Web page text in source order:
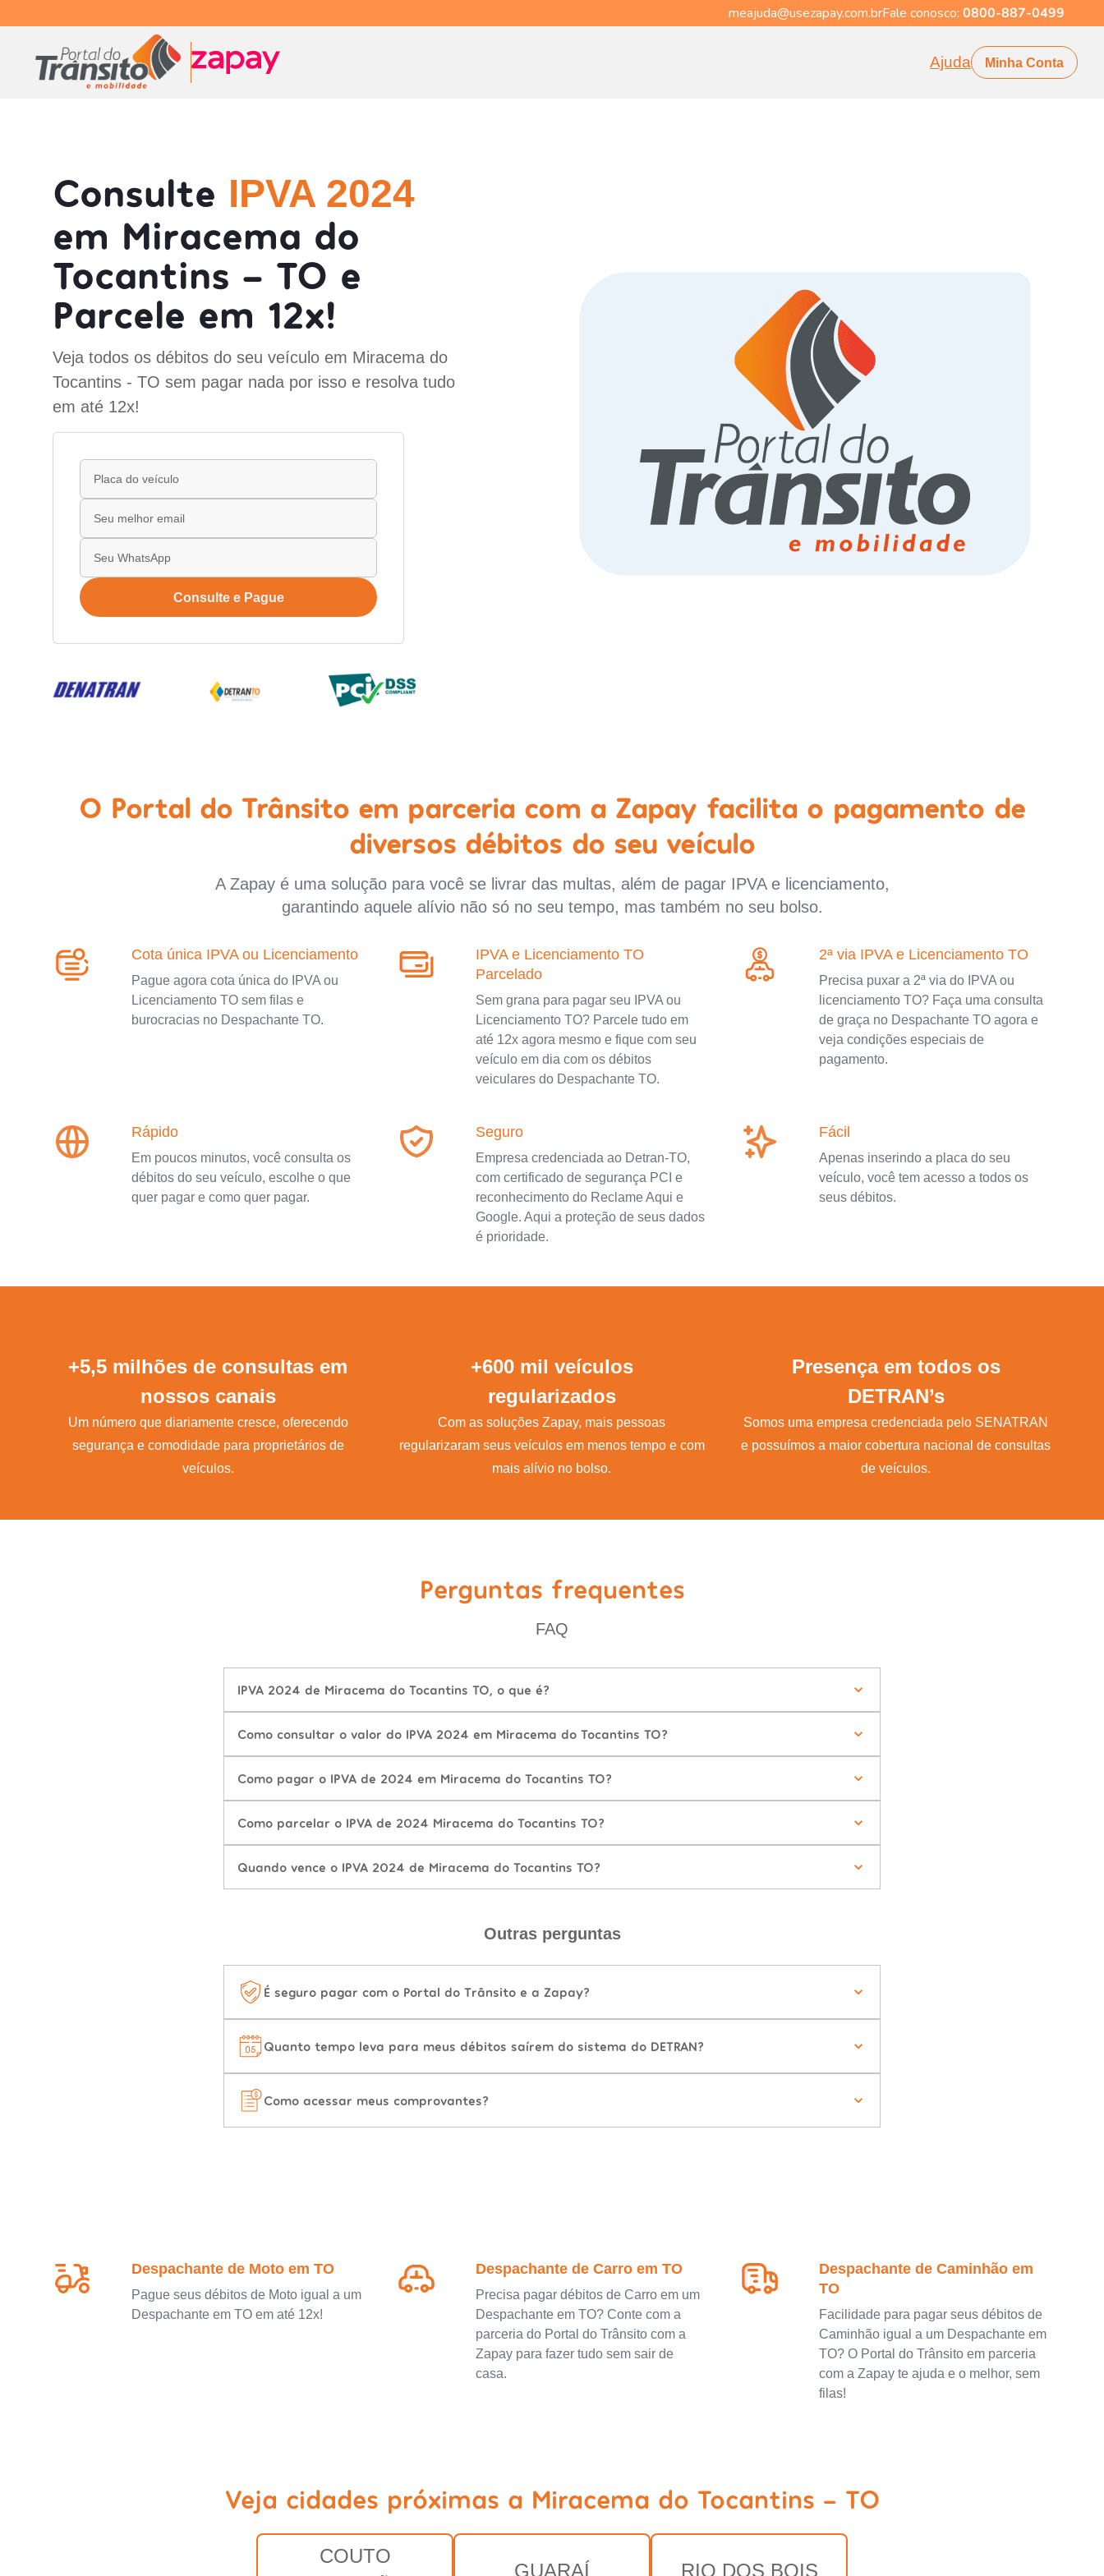
meajuda@usezapay.com.brFale conosco: 0800-887-0499
Ajuda Minha Conta
Consulte IPVA 2024
em Miracema do
Tocantins - TO e
Parcele em 12x!
Veja todos os débitos do seu veículo em Miracema do
Tocantins - TO sem pagar nada por isso e resolva tudo
em até 12x!
Consulte e Pague
O Portal do Trânsito em parceria com a Zapay facilita o pagamento de
diversos débitos do seu veículo
A Zapay é uma solução para você se livrar das multas, além de pagar IPVA e licenciamento,
garantindo aquele alívio não só no seu tempo, mas também no seu bolso.
Cota única IPVA ou Licenciamento
Pague agora cota única do IPVA ou
Licenciamento TO sem filas e
burocracias no Despachante TO.
IPVA e Licenciamento TO
Parcelado
Sem grana para pagar seu IPVA ou
Licenciamento TO? Parcele tudo em
até 12x agora mesmo e fique com seu
veículo em dia com os débitos
veiculares do Despachante TO.
2ª via IPVA e Licenciamento TO
Precisa puxar a 2ª via do IPVA ou
licenciamento TO? Faça uma consulta
de graça no Despachante TO agora e
veja condições especiais de
pagamento.
Rápido
Em poucos minutos, você consulta os
débitos do seu veículo, escolhe o que
quer pagar e como quer pagar.
Seguro
Empresa credenciada ao Detran-TO,
com certificado de segurança PCI e
reconhecimento do Reclame Aqui e
Google. Aqui a proteção de seus dados
é prioridade.
Fácil
Apenas inserindo a placa do seu
veículo, você tem acesso a todos os
seus débitos.
+5,5 milhões de consultas em
nossos canais
Um número que diariamente cresce, oferecendo
segurança e comodidade para proprietários de
veículos.
+600 mil veículos
regularizados
Com as soluções Zapay, mais pessoas
regularizaram seus veículos em menos tempo e com
mais alívio no bolso.
Presença em todos os
DETRAN’s
Somos uma empresa credenciada pelo SENATRAN
e possuímos a maior cobertura nacional de consultas
de veículos.
Perguntas frequentes
FAQ
IPVA 2024 de Miracema do Tocantins TO, o que é?
Como consultar o valor do IPVA 2024 em Miracema do Tocantins TO?
Como pagar o IPVA de 2024 em Miracema do Tocantins TO?
Como parcelar o IPVA de 2024 Miracema do Tocantins TO?
Quando vence o IPVA 2024 de Miracema do Tocantins TO?
Outras perguntas
É seguro pagar com o Portal do Trânsito e a Zapay?
Quanto tempo leva para meus débitos saírem do sistema do DETRAN?
Como acessar meus comprovantes?
Despachante de Moto em TO
Pague seus débitos de Moto igual a um
Despachante em TO em até 12x!
Despachante de Carro em TO
Precisa pagar débitos de Carro em um
Despachante em TO? Conte com a
parceria do Portal do Trânsito com a
Zapay para fazer tudo sem sair de
casa.
Despachante de Caminhão em
TO
Facilidade para pagar seus débitos de
Caminhão igual a um Despachante em
TO? O Portal do Trânsito em parceria
com a Zapay te ajuda e o melhor, sem
filas!
Veja cidades próximas a Miracema do Tocantins - TO
COUTO
GUARAÍ RIO DOS BOIS